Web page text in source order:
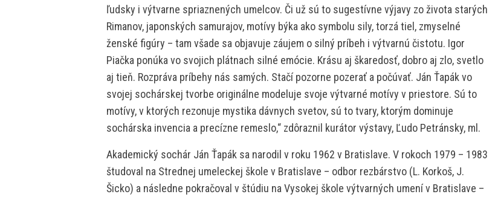
ľudsky i výtvarne spriaznených umelcov. Či už sú to sugestívne výjavy zo života starých
Rimanov, japonských samurajov, motívy býka ako symbolu sily, torzá tiel, zmyselné
ženské figúry – tam všade sa objavuje záujem o silný príbeh i výtvarnú čistotu. Igor
Piačka ponúka vo svojich plátnach silné emócie. Krásu aj škaredosť, dobro aj zlo, svetlo
aj tieň. Rozpráva príbehy nás samých. Stačí pozorne pozerať a počúvať. Ján Ťapák vo
svojej sochárskej tvorbe originálne modeluje svoje výtvarné motívy v priestore. Sú to
motívy, v ktorých rezonuje mystika dávnych svetov, sú to tvary, ktorým dominuje
sochárska invencia a precízne remeslo,“ zdôraznil kurátor výstavy, Ľudo Petránsky, ml.
Akademický sochár Ján Ťapák sa narodil v roku 1962 v Bratislave. V rokoch 1979 – 1983
študoval na Strednej umeleckej škole v Bratislave – odbor rezbárstvo (L. Korkoš, J.
Šicko) a následne pokračoval v štúdiu na Vysokej škole výtvarných umení v Bratislave –